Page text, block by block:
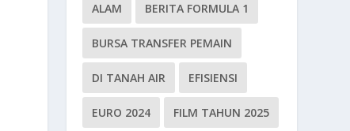
ALAM BERITA FORMULA 1
BURSA TRANSFER PEMAIN
DI TANAH AIR EFISIENSI
EURO 2024 FILM TAHUN 2025